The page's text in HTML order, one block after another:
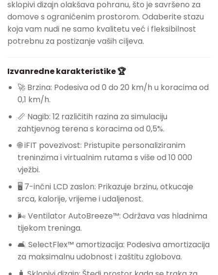
sklopivi dizajn olakšava pohranu, što je savršeno za
domove s ograničenim prostorom. Odaberite stazu
koja vam nudi ne samo kvalitetu već i fleksibilnost
potrebnu za postizanje vaših ciljeva.
Izvanredne karakteristike 🏆
🚀 Brzina: Podesiva od 0 do 20 km/h u koracima od
0,1 km/h.
📏 Nagib: 12 različitih razina za simulaciju
zahtjevnog terena s koracima od 0,5%.
🌐 iFIT povezivost: Pristupite personaliziranim
treninzima i virtualnim rutama s više od 10 000
vježbi.
🖥️ 7-inčni LCD zaslon: Prikazuje brzinu, otkucaje
srca, kalorije, vrijeme i udaljenost.
🌬️ Ventilator AutoBreeze™: Održava vas hladnima
tijekom treninga.
🛋️ SelectFlex™ amortizacija: Podesiva amortizacija
za maksimalnu udobnost i zaštitu zglobova.